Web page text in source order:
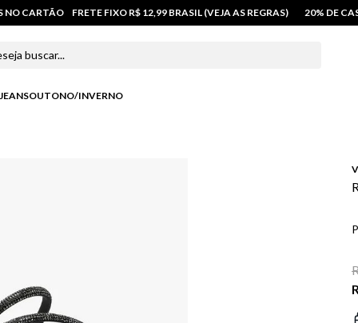
NO CARTÃO FRETE FIXO R$ 12,99 BRASIL (VEJA AS REGRAS) 20% DE
JEANSOUTONO/INVERNO